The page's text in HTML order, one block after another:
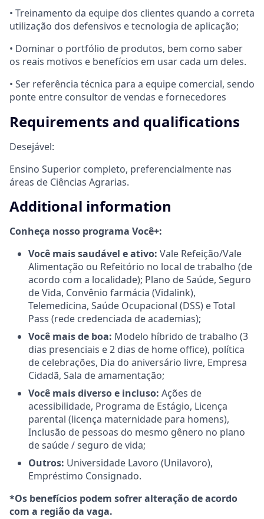
• Treinamento da equipe dos clientes quando a correta
utilização dos defensivos e tecnologia de aplicação;
• Dominar o portfólio de produtos, bem como saber
os reais motivos e benefícios em usar cada um deles.
• Ser referência técnica para a equipe comercial, sendo
ponte entre consultor de vendas e fornecedores
Requirements and qualifications
Desejável:
Ensino Superior completo, preferencialmente nas
áreas de Ciências Agrarias.
Additional information
Conheça nosso programa Você+:
Você mais saudável e ativo: Vale Refeição/Vale
Alimentação ou Refeitório no local de trabalho (de
acordo com a localidade); Plano de Saúde, Seguro
de Vida, Convênio farmácia (Vidalink),
Telemedicina, Saúde Ocupacional (DSS) e Total
Pass (rede credenciada de academias);
Você mais de boa: Modelo híbrido de trabalho (3
dias presenciais e 2 dias de home office), política
de celebrações, Dia do aniversário livre, Empresa
Cidadã, Sala de amamentação;
Você mais diverso e incluso: Ações de
acessibilidade, Programa de Estágio, Licença
parental (licença maternidade para homens),
Inclusão de pessoas do mesmo gênero no plano
de saúde / seguro de vida;
Outros: Universidade Lavoro (Unilavoro),
Empréstimo Consignado.
*Os benefícios podem sofrer alteração de acordo
com a região da vaga.